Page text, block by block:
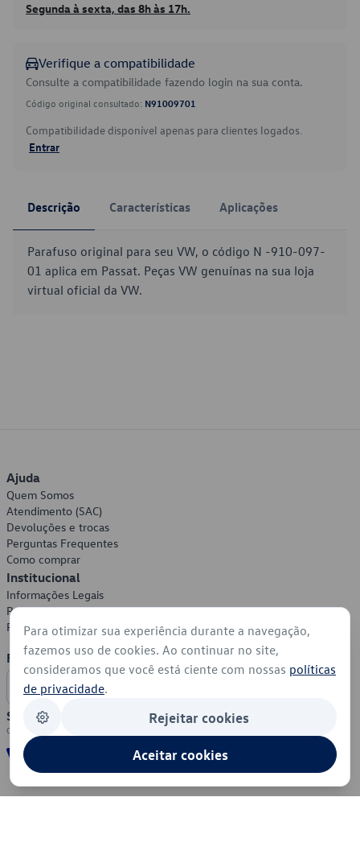
Segunda à sexta, das 8h às 17h.
Verifique a compatibilidade
Consulte a compatibilidade fazendo login na sua conta.
Código original consultado: N91009701
Compatibilidade disponível apenas para clientes logados.
Entrar
Descrição Características Aplicações
Parafuso original para seu VW, o código N -910-097-
01 aplica em Passat. Peças VW genuínas na sua loja
virtual oficial da VW.
Ajuda
Quem Somos
Atendimento (SAC)
Devoluções e trocas
Perguntas Frequentes
Como comprar
Institucional
Informações Legais
Política de Privacidade
Política de Cookies
Formas de Pagamento
Segurança
Para otimizar sua experiência durante a navegação,
fazemos uso de cookies. Ao continuar no site,
consideramos que você está ciente com nossas políticas
de privacidade.
Rejeitar cookies
Aceitar cookies